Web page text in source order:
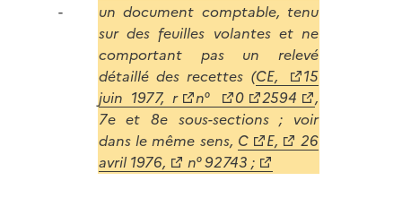
un document comptable, tenu
sur des feuilles volantes et ne
comportant pas un relevé
détaillé des recettes (CE,
15
juin 1977, r
n° 0 2594
,
7e et 8e sous-sections ; voir
dans le même sens, C E,
26
avril 1976,
n° 92743 ;